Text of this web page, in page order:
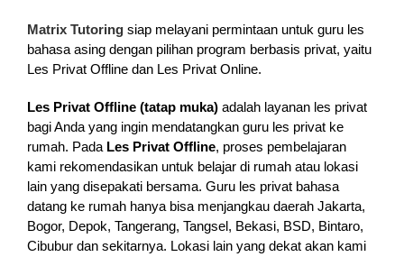
Matrix Tutoring siap melayani permintaan untuk guru les
bahasa asing dengan pilihan program berbasis privat, yaitu
Les Privat Offline dan Les Privat Online.
Les Privat Offline (tatap muka) adalah layanan les privat
bagi Anda yang ingin mendatangkan guru les privat ke
rumah. Pada Les Privat Offline, proses pembelajaran
kami rekomendasikan untuk belajar di rumah atau lokasi
lain yang disepakati bersama. Guru les privat bahasa
datang ke rumah hanya bisa menjangkau daerah Jakarta,
Bogor, Depok, Tangerang, Tangsel, Bekasi, BSD, Bintaro,
Cibubur dan sekitarnya. Lokasi lain yang dekat akan kami